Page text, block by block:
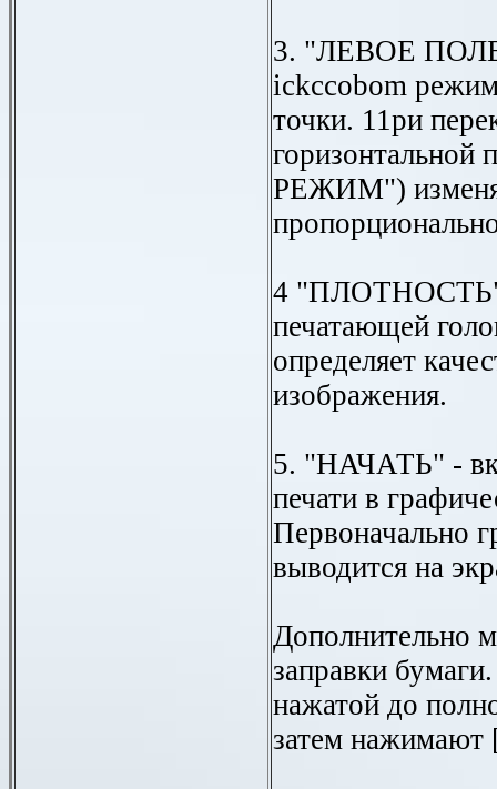
3. "ЛЕВОЕ
ickccobom
точки. 11ри
горизонтальной
РЕЖИМ")
4 "ПЛОТНОСТЬ"
печатающей
определяет
изображения.
5. "НАЧАТЬ" -
печати в
Первоначально
выводится на
Дополнительно
заправки
нажатой до
затем нажимают